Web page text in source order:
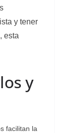
y tener
esta
y
facilitan la